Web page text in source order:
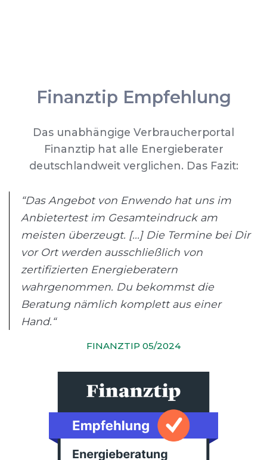
Finanztip Empfehlung
Das unabhängige Verbraucherportal
Finanztip hat alle Energieberater
deutschlandweit verglichen. Das Fazit:
“Das Angebot von Enwendo hat uns im
Anbietertest im Gesamteindruck am
meisten überzeugt. [...] Die Termine bei Dir
vor Ort werden ausschließlich von
zertifizierten Energieberatern
wahrgenommen. Du bekommst die
Beratung nämlich komplett aus einer
Hand.“
FINANZTIP 05/2024